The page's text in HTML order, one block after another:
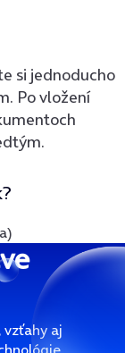
si jednoducho
Po vložení
vzťahy aj